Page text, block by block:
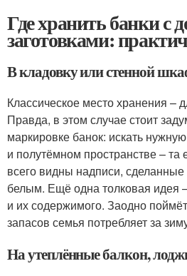
Где хранить банки с
заготовками:
В кладовку или стенной
Классическое место хранения –
Правда, в этом случае стоит
маркировке банок: искать
и полутёмном пространстве –
всего видны надписи,
белым. Ещё одна толковая идея
и их содержимого. Заодно
запасов семья потребляет за
На утеплённые балкон,